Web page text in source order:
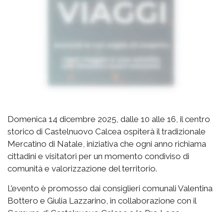
Domenica 14 dicembre 2025, dalle 10 alle 16, il centro
storico di Castelnuovo Calcea ospiterà il tradizionale
Mercatino di Natale, iniziativa che ogni anno richiama
cittadini e visitatori per un momento condiviso di
comunità e valorizzazione del territorio.
L’evento è promosso dai consiglieri comunali Valentina
Bottero e Giulia Lazzarino, in collaborazione con il